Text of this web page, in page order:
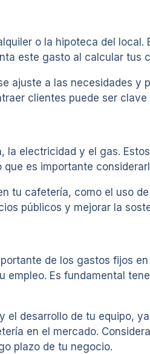
o la hipoteca del
este gasto al calcular tus
ajuste a las necesidades y
clientes puede ser
electricidad y el gas.
es importante
tu cafetería, como el uso
públicos y mejorar la
de los gastos fijos
Es fundamental
desarrollo de tu equipo,
en el mercado.
plazo de tu negocio.